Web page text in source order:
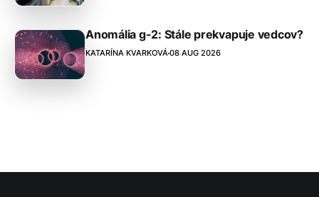
Anomália g-2: Stále prekvapuje vedcov?
KATARÍNA KVARKOVÁ08 AUG 2026